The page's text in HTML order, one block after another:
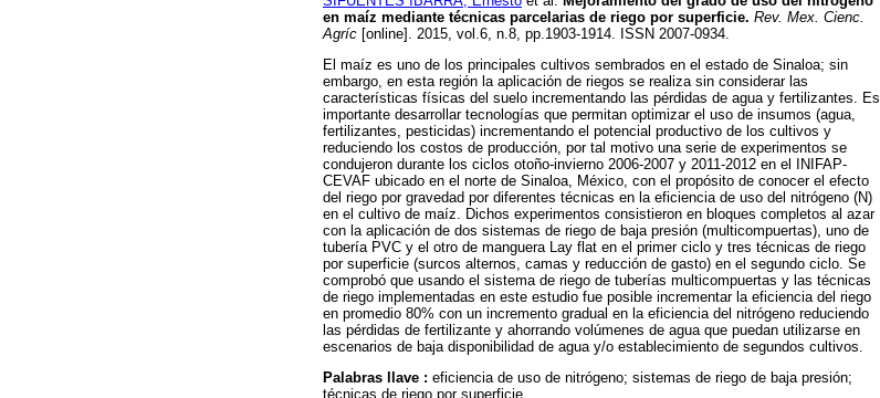
en maíz mediante técnicas parcelarias de riego por superficie. Rev. Mex. Cienc.
Agríc [online]. 2015, vol.6, n.8, pp.1903-1914. ISSN 2007-0934.
El maíz es uno de los principales cultivos sembrados en el estado de Sinaloa; sin
embargo, en esta región la aplicación de riegos se realiza sin considerar las
características físicas del suelo incrementando las pérdidas de agua y fertilizantes. Es
importante desarrollar tecnologías que permitan optimizar el uso de insumos (agua,
fertilizantes, pesticidas) incrementando el potencial productivo de los cultivos y
reduciendo los costos de producción, por tal motivo una serie de experimentos se
condujeron durante los ciclos otoño-invierno 2006-2007 y 2011-2012 en el INIFAP-
CEVAF ubicado en el norte de Sinaloa, México, con el propósito de conocer el efecto
del riego por gravedad por diferentes técnicas en la eficiencia de uso del nitrógeno (N)
en el cultivo de maíz. Dichos experimentos consistieron en bloques completos al azar
con la aplicación de dos sistemas de riego de baja presión (multicompuertas), uno de
tubería PVC y el otro de manguera Lay flat en el primer ciclo y tres técnicas de riego
por superficie (surcos alternos, camas y reducción de gasto) en el segundo ciclo. Se
comprobó que usando el sistema de riego de tuberías multicompuertas y las técnicas
de riego implementadas en este estudio fue posible incrementar la eficiencia del riego
en promedio 80% con un incremento gradual en la eficiencia del nitrógeno reduciendo
las pérdidas de fertilizante y ahorrando volúmenes de agua que puedan utilizarse en
escenarios de baja disponibilidad de agua y/o establecimiento de segundos cultivos.
Palabras llave : eficiencia de uso de nitrógeno; sistemas de riego de baja presión;
técnicas de riego por superficie.